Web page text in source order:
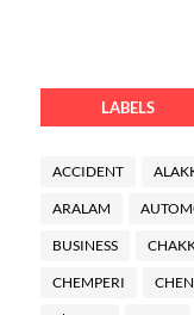
LABELS
ACCIDENT
ARALAM
BUSINESS
CHEMPERI